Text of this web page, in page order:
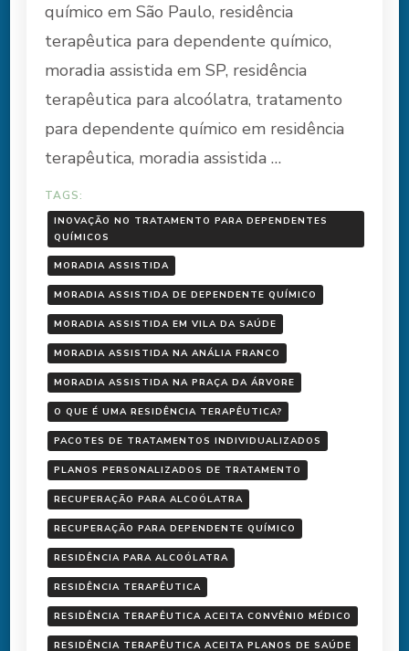
químico em São Paulo, residência
terapêutica para dependente químico,
moradia assistida em SP, residência
terapêutica para alcoólatra, tratamento
para dependente químico em residência
terapêutica, moradia assistida …
TAGS:
INOVAÇÃO NO TRATAMENTO PARA DEPENDENTES
QUÍMICOS
MORADIA ASSISTIDA
MORADIA ASSISTIDA DE DEPENDENTE QUÍMICO
MORADIA ASSISTIDA EM VILA DA SAÚDE
MORADIA ASSISTIDA NA ANÁLIA FRANCO
MORADIA ASSISTIDA NA PRAÇA DA ÁRVORE
O QUE É UMA RESIDÊNCIA TERAPÊUTICA?
PACOTES DE TRATAMENTOS INDIVIDUALIZADOS
PLANOS PERSONALIZADOS DE TRATAMENTO
RECUPERAÇÃO PARA ALCOÓLATRA
RECUPERAÇÃO PARA DEPENDENTE QUÍMICO
RESIDÊNCIA PARA ALCOÓLATRA
RESIDÊNCIA TERAPÊUTICA
RESIDÊNCIA TERAPÊUTICA ACEITA CONVÊNIO MÉDICO
RESIDÊNCIA TERAPÊUTICA ACEITA PLANOS DE SAÚDE